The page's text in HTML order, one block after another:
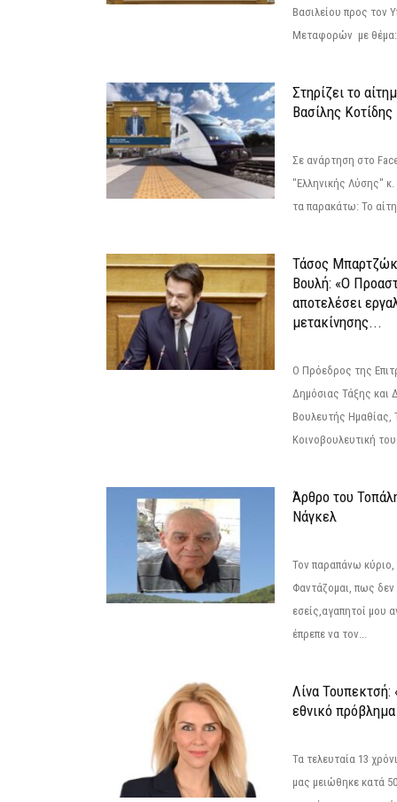
Βασιλείου προς τον
Μεταφορών με θέμα:
Στηρίζει το
Βασίλης Κοτίδης
Σε ανάρτηση στο
"Ελληνικής Λύσης"
τα παρακάτω: Το
Τάσος
Βουλή: «Ο
αποτελέσει
μετακίνησης...
Ο Πρόεδρος της
Δημόσιας Τάξης και
Βουλευτής
Κοινοβουλευτική
Άρθρο του
Νάγκελ
Τον παραπάνω
Φαντάζομαι, πως δεν
εσείς,αγαπητοί μου
έπρεπε να τον...
Λίνα Τουπεκτσή:
εθνικό πρόβλημα
Τα τελευταία 13
μας μειώθηκε κατά